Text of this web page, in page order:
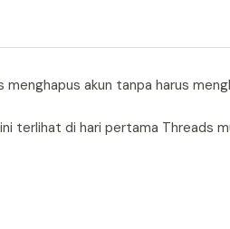
akun tanpa harus
terlihat di hari pertama Threads